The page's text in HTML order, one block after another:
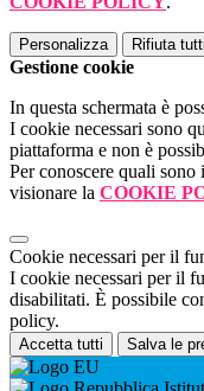
Personalizza Rifiuta tutti
Gestione cookie
In questa schermata è
I cookie necessari sono
piattaforma e non è
Per conoscere quali
visionare la COOKIE
Cookie necessari per il
I cookie necessari per il
disabilitati. È possibile
policy.
Accetta tutti Salva le